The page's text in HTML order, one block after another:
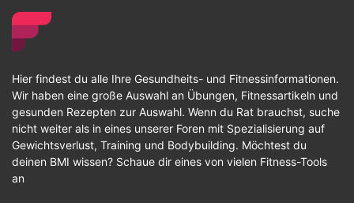
Hier findest du alle Ihre Gesundheits- und Fitnessinformationen.
Wir haben eine große Auswahl an Übungen, Fitnessartikeln und
gesunden Rezepten zur Auswahl. Wenn du Rat brauchst, suche
nicht weiter als in eines unserer Foren mit Spezialisierung auf
Gewichtsverlust, Training und Bodybuilding. Möchtest du
deinen BMI wissen? Schaue dir eines von vielen Fitness-Tools
an